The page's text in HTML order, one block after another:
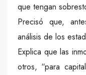
que tengan
Precisó que,
análisis de los
Explica que las
otros, “para